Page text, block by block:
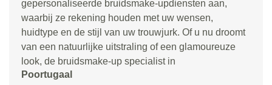
gepersonaliseerde bruidsmake-updiensten aan,
waarbij ze rekening houden met uw wensen,
huidtype en de stijl van uw trouwjurk. Of u nu droomt
van een natuurlijke uitstraling of een glamoureuze
look, de bruidsmake-up specialist in
Poortugaal